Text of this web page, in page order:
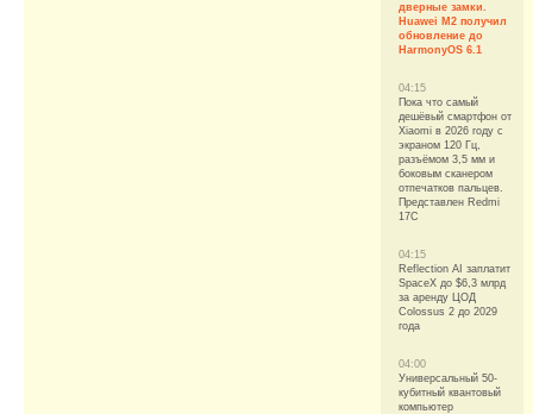
дверные замки.
Huawei M2 получил
обновление до
HarmonyOS 6.1
04:15
Пока что самый
дешёвый смартфон от
Xiaomi в 2026 году с
экраном 120 Гц,
разъёмом 3,5 мм и
боковым сканером
отпечатков пальцев.
Представлен Redmi
17C
04:15
Reflection AI заплатит
SpaceX до $6,3 млрд
за аренду ЦОД
Colossus 2 до 2029
года
04:00
Универсальный 50-
кубитный квантовый
компьютер